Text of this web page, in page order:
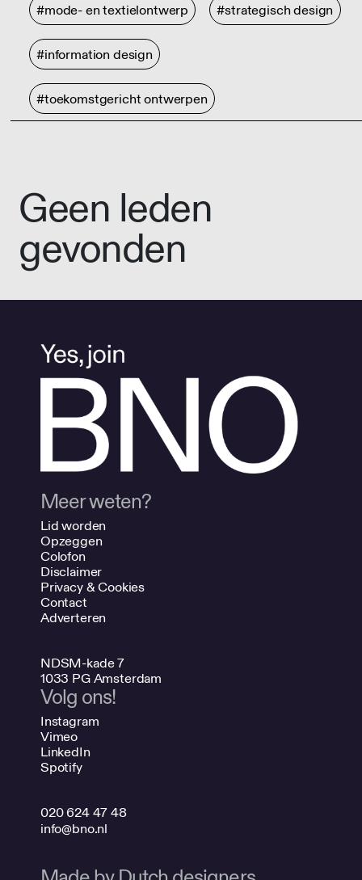
#mode- en textielontwerp #strategisch design
#information design
#toekomstgericht ontwerpen
Geen leden
gevonden
Meer weten?
Lid worden
Opzeggen
Colofon
Disclaimer
Privacy & Cookies
Contact
Adverteren
NDSM-kade 7
1033 PG Amsterdam
Volg ons!
Instagram
Vimeo
LinkedIn
Spotify
020 624 47 48
info@bno.nl